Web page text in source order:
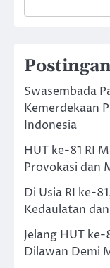
Swasembada
Kemerdekaan
Indonesia
HUT ke-81 RI
Provokasi dan
Di Usia RI ke-
Kedaulatan
Jelang HUT
Dilawan Demi